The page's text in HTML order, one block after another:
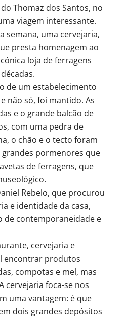
Thomaz dos Santos, no
viagem interessante.
semana, uma cervejaria,
presta homenagem ao
loja de ferragens
de um estabelecimento
não só, foi mantido. As
e o grande balcão de
com uma pedra de
o chão e o tecto foram
pormenores que
de ferragens, que
Rebelo, que procurou
e identidade da casa,
de contemporaneidade e
cervejaria e
encontrar produtos
compotas e mel, mas
cervejaria foca-se nos
uma vantagem: é que
dois grandes depósitos